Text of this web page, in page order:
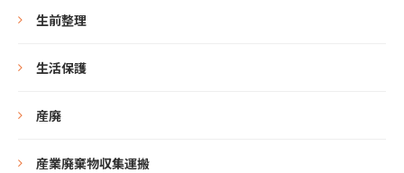
生前整理
生活保護
産廃
産業廃棄物収集運搬